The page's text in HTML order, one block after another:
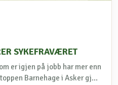
SYKEFRAVÆRET
er igjen på jobb har mer enn
Barnehage i Asker gj...